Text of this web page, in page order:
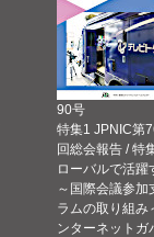
90号
特集1 JPNIC第
回総会報告 / 特
ローバルで活躍
～国際会議参加
ラムの取り組み
ンターネットガ